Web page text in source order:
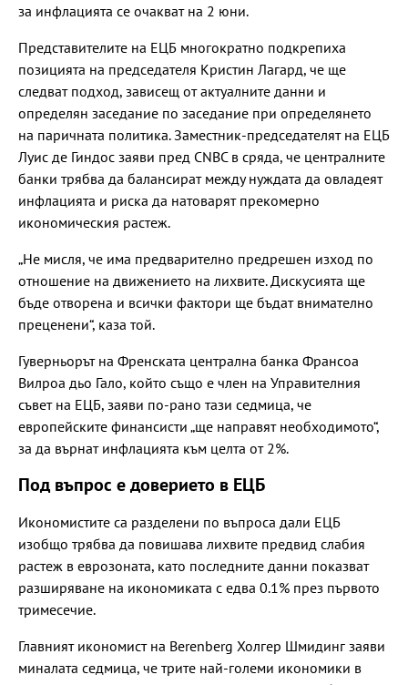
за инфлацията се очакват на 2 юни.
Представителите на ЕЦБ многократно подкрепиха
позицията на председателя Кристин Лагард, че ще
следват подход, зависещ от актуалните данни и
определян заседание по заседание при определянето
на паричната политика. Заместник-председателят на ЕЦБ
Луис де Гиндос заяви пред CNBC в сряда, че централните
банки трябва да балансират между нуждата да овладеят
инфлацията и риска да натоварят прекомерно
икономическия растеж.
„Не мисля, че има предварително предрешен изход по
отношение на движението на лихвите. Дискусията ще
бъде отворена и всички фактори ще бъдат внимателно
преценени“, каза той.
Гуверньорът на Френската централна банка Франсоа
Вилроа дьо Гало, който също е член на Управителния
съвет на ЕЦБ, заяви по-рано тази седмица, че
европейските финансисти „ще направят необходимото“,
за да върнат инфлацията към целта от 2%.
Под въпрос е доверието в ЕЦБ
Икономистите са разделени по въпроса дали ЕЦБ
изобщо трябва да повишава лихвите предвид слабия
растеж в еврозоната, като последните данни показват
разширяване на икономиката с едва 0.1% през първото
тримесечие.
Главният икономист на Berenberg Холгер Шмидинг заяви
миналата седмица, че трите най-големи икономики в